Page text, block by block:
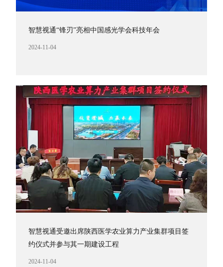
智慧视通“锋刃”亮相中国感光学会科技年会
2024-11-04
智慧视通受邀出席陕西医学农业算力产业集群项目签
约仪式并参与其一期建设工程
2024-11-04